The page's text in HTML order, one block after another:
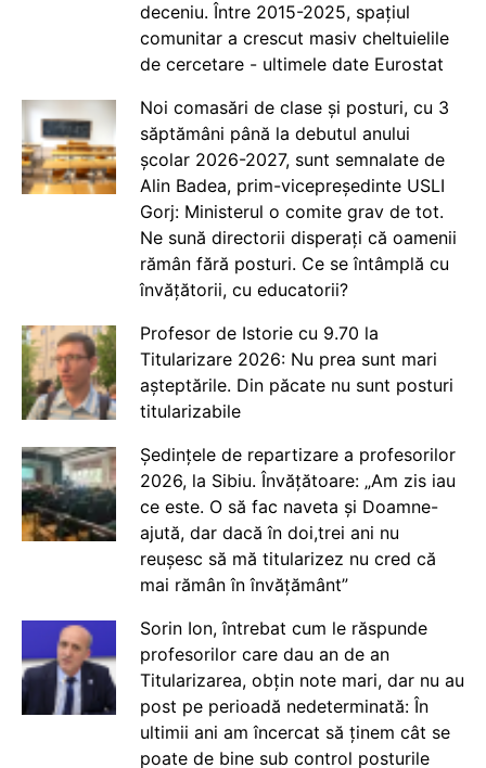
deceniu. Între 2015-2025, spațiul
comunitar a crescut masiv cheltuielile
de cercetare - ultimele date Eurostat
Noi comasări de clase și posturi, cu 3
săptămâni până la debutul anului
școlar 2026-2027, sunt semnalate de
Alin Badea, prim-vicepreședinte USLI
Gorj: Ministerul o comite grav de tot.
Ne sună directorii disperați că oamenii
rămân fără posturi. Ce se întâmplă cu
învățătorii, cu educatorii?
Profesor de Istorie cu 9.70 la
Titularizare 2026: Nu prea sunt mari
așteptările. Din păcate nu sunt posturi
titularizabile
Ședințele de repartizare a profesorilor
2026, la Sibiu. Învățătoare: „Am zis iau
ce este. O să fac naveta și Doamne-
ajută, dar dacă în doi,trei ani nu
reușesc să mă titularizez nu cred că
mai rămân în învățământ”
Sorin Ion, întrebat cum le răspunde
profesorilor care dau an de an
Titularizarea, obțin note mari, dar nu au
post pe perioadă nedeterminată: În
ultimii ani am încercat să ținem cât se
poate de bine sub control posturile